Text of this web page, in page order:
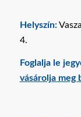
Helyszín:
4.
Foglalja le
vásárolja meg